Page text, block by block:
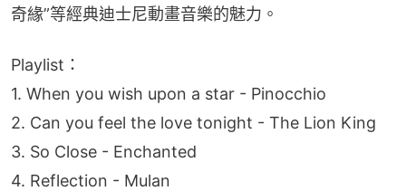
奇緣”等經典迪士尼動畫音樂的魅力。
Playlist：
1. When you wish upon a star - Pinocchio
2. Can you feel the love tonight - The Lion King
3. So Close - Enchanted
4. ⁠Reflection - Mulan